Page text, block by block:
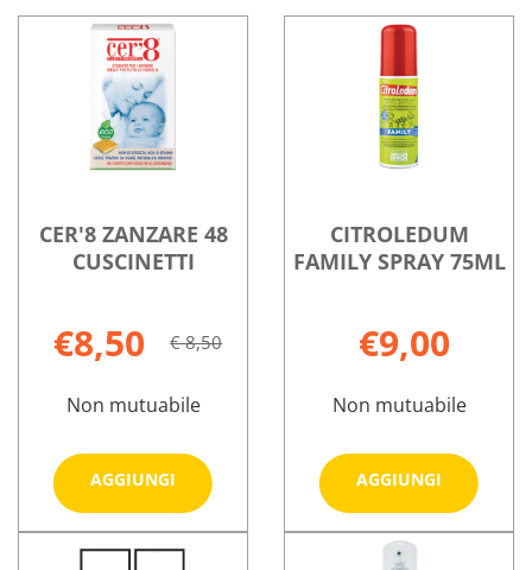
carrello
su AUTAN
DEFENSE
EXTREME
100ML
TROPICAL
SPRAY
SEC
100ML
CER'8 ZANZARE 48
CUSCINETTI
€8,50 € 8,50
Non mutuabile
AGGIUNGI
Aggiungi CER'8
ZANZARE
48
CUSCINETTI al
Informazioni
CITROLEDUM
FAMILY SPRAY 75ML
€9,00
Non mutuabile
AGGIUNGI
Aggiungi
FAMILY
SPRAY
Informazioni